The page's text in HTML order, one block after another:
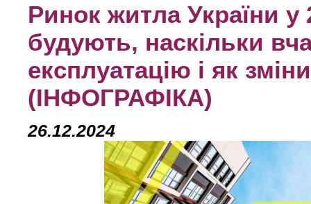
Ринок житла України
будують, наскільки
експлуатацію і як
(ІНФОГРАФІКА)
26.12.2024